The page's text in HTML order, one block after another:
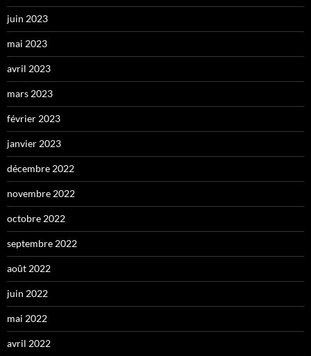
juin 2023
mai 2023
avril 2023
mars 2023
février 2023
janvier 2023
décembre 2022
novembre 2022
octobre 2022
septembre 2022
août 2022
juin 2022
mai 2022
avril 2022